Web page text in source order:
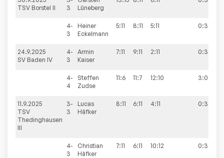
TSV Borstel II
3
Lüneberg
4-
3
Heiner
Eckelmann
5:11 8:11 5:11 0:3
24.9.2025
SV Baden IV
4-
3
Armin
Kaiser
7:11 9:11 2:11 0:3
4-
4
Steffen
Zudse
11:6 11:7 12:10 3:0
11.9.2025
TSV
Thedinghausen
III
3-
3
Lucas
Häfker
8:11 6:11 4:11 0:3
4-
3
Christian
Häfker
7:11 6:11 10:12 0:3